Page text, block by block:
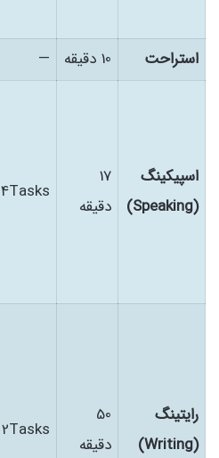
استراحت
10 دقیقه —
اسپیکینگ
(Speaking)
17
دقیقه
4Tasks
رایتینگ
(Writing)
50
دقیقه
2Tasks